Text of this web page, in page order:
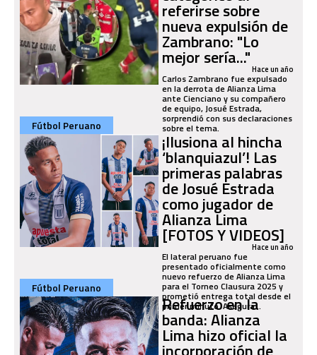
referirse sobre
nueva expulsión de
Zambrano: "Lo
mejor sería..."Hace un año
Carlos Zambrano fue expulsado
en la derrota de Alianza Lima
ante Cienciano y su compañero
de equipo, Josué Estrada,
sorprendió con sus declaraciones
sobre el tema.
Fútbol Peruano
¡Ilusiona al hincha
‘blanquiazul’! Las
primeras palabras
de Josué Estrada
como jugador de
Alianza Lima
[FOTOS Y VIDEOS]
Hace un año
El lateral peruano fue
presentado oficialmente como
nuevo refuerzo de Alianza Lima
para el Torneo Clausura 2025 y
prometió entrega total desde el
primer minuto. Asegura...
Fútbol Peruano
Refuerzo en la
banda: Alianza
Lima hizo oficial la